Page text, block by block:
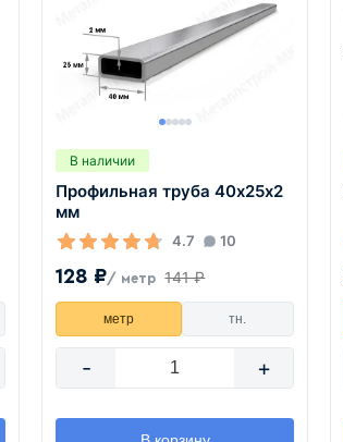
В наличии
Профильная труба 40х25х2
мм
4.7 10
128 ₽/ метр 141 ₽
метр тн.
- +